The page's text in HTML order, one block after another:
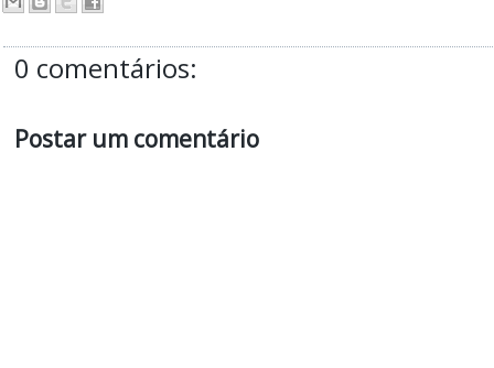
0 comentários:
Postar um comentário